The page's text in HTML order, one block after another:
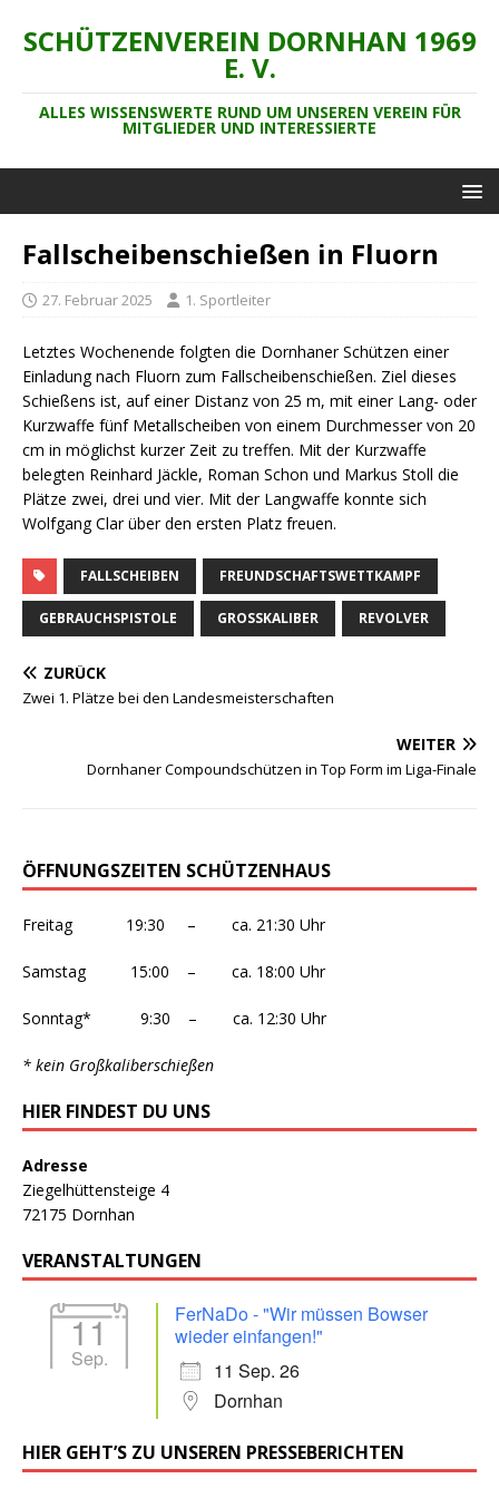
SCHÜTZENVEREIN DORNHAN 1969
E. V.
ALLES WISSENSWERTE RUND UM UNSEREN VEREIN FÜR
MITGLIEDER UND INTERESSIERTE
Fallscheibenschießen in Fluorn
27. Februar 2025 1. Sportleiter
Letztes Wochenende folgten die Dornhaner Schützen einer
Einladung nach Fluorn zum Fallscheibenschießen. Ziel dieses
Schießens ist, auf einer Distanz von 25 m, mit einer Lang- oder
Kurzwaffe fünf Metallscheiben von einem Durchmesser von 20
cm in möglichst kurzer Zeit zu treffen. Mit der Kurzwaffe
belegten Reinhard Jäckle, Roman Schon und Markus Stoll die
Plätze zwei, drei und vier. Mit der Langwaffe konnte sich
Wolfgang Clar über den ersten Platz freuen.
FALLSCHEIBEN FREUNDSCHAFTSWETTKAMPF
GEBRAUCHSPISTOLE GROSSKALIBER REVOLVER
ZURÜCK
Zwei 1. Plätze bei den Landesmeisterschaften
WEITER
Dornhaner Compoundschützen in Top Form im Liga-Finale
ÖFFNUNGSZEITEN SCHÜTZENHAUS
Freitag 19:30 – ca. 21:30 Uhr
Samstag 15:00 – ca. 18:00 Uhr
Sonntag* 9:30 – ca. 12:30 Uhr
* kein Großkaliberschießen
HIER FINDEST DU UNS
Adresse
Ziegelhüttensteige 4
72175 Dornhan
VERANSTALTUNGEN
11
Sep.
FerNaDo - "Wir müssen Bowser
wieder einfangen!"
11 Sep. 26
Dornhan
HIER GEHT’S ZU UNSEREN PRESSEBERICHTEN